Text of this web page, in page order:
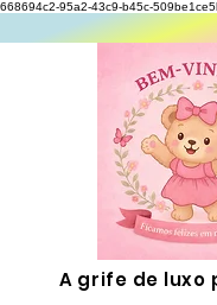
668694c2-95a2-43c9-b45c-
A grife de luxo